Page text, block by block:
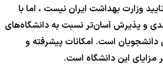
وزارت بهداشت ایران نیست ، اما با
20 تا 100 درصدی و پذیرش آسان‌تر نسبت به دانشگاه‌های
دانشجویان است. امکانات پیشرفته و
مزایای این دانشگاه است.